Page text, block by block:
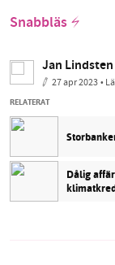
Snabbläs
Jan Lindsten
27 apr 2023•
RELATERAT
Dålig